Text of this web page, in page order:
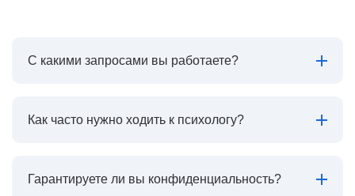
С какими запросами вы работаете?
Как часто нужно ходить к психологу?
Гарантируете ли вы конфиденциальность?